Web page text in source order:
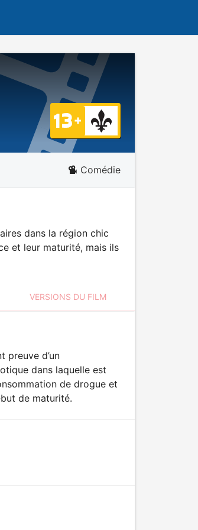
Comédie
dans la région chic
et leur maturité, mais ils
VERSIONS DU FILM
preuve d’un
dans laquelle est
de drogue et
de maturité.